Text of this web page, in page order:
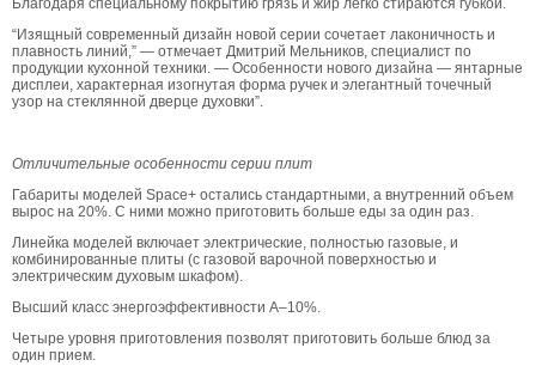
Благодаря специальному покрытию грязь и жир легко стираются губкой.
“Изящный современный дизайн новой серии сочетает лаконичность и
плавность линий,” — отмечает Дмитрий Мельников, специалист по
продукции кухонной техники. — Особенности нового дизайна — янтарные
дисплеи, характерная изогнутая форма ручек и элегантный точечный
узор на стеклянной дверце духовки”.
Отличительные особенности серии плит
Габариты моделей Space+ остались стандартными, а внутренний объем
вырос на 20%. С ними можно приготовить больше еды за один раз.
Линейка моделей включает электрические, полностью газовые, и
комбинированные плиты (с газовой варочной поверхностью и
электрическим духовым шкафом).
Высший класс энергоэффективности A–10%.
Четыре уровня приготовления позволят приготовить больше блюд за
один прием.